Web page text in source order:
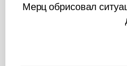
Мерц обрисовал